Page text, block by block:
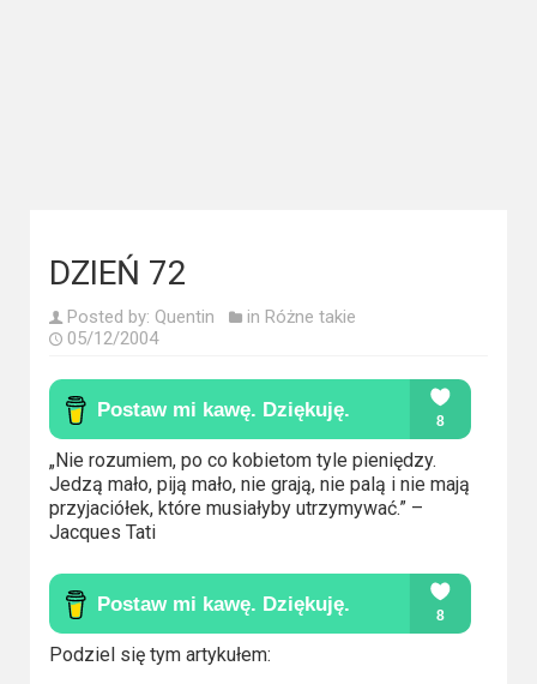
dokumentalne
Horrory
azjatyckie
Kino
europejskie
Kino
polskie
Komedie
DZIEŃ 72
Posted by: Quentin in Różne takie
05/12/2004
„Nie rozumiem, po co kobietom tyle pieniędzy.
Jedzą mało, piją mało, nie grają, nie palą i nie mają
przyjaciółek, które musiałyby utrzymywać.” –
Jacques Tati
Podziel się tym artykułem: